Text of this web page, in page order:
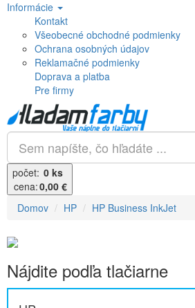
Informácie
Kontakt
Všeobecné obchodné podmienky
Ochrana osobných údajov
Reklamačné podmienky
Doprava a platba
Pre firmy
počet: 0 ks
cena:0,00 €
Domov
HP HP Business InkJet
Nájdite podľa tlačiarne